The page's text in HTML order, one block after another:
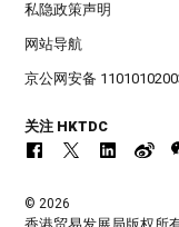
私隐政策声明
网站导航
京公网安备
关注 HKTDC
© 2026